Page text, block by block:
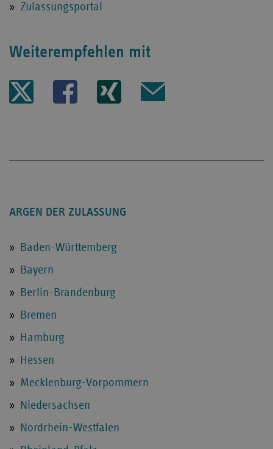
Zulassungsportal
Weiterempfehlen mit
teilen
teilen
publizierenpublizieren
ARGEN DER ZULASSUNG
Baden-Württemberg
Bayern
Berlin-Brandenburg
Bremen
Hamburg
Hessen
Mecklenburg-Vorpommern
Niedersachsen
Nordrhein-Westfalen